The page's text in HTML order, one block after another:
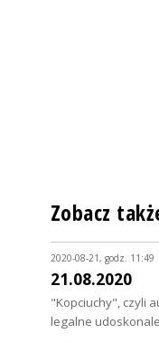
Zobacz
2020-08-21, godz. 11:49
21.08.2020
"Kopciuchy", czyli
legalne